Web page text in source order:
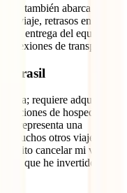
también abarca otros
viaje, retrasos en las
la entrega del equipaje
de transporte.
Brasil
requiere adquirir
de hospedajes,
representa una
muchos otros viajeros, te
cancelar mi viaje
que he invertido en